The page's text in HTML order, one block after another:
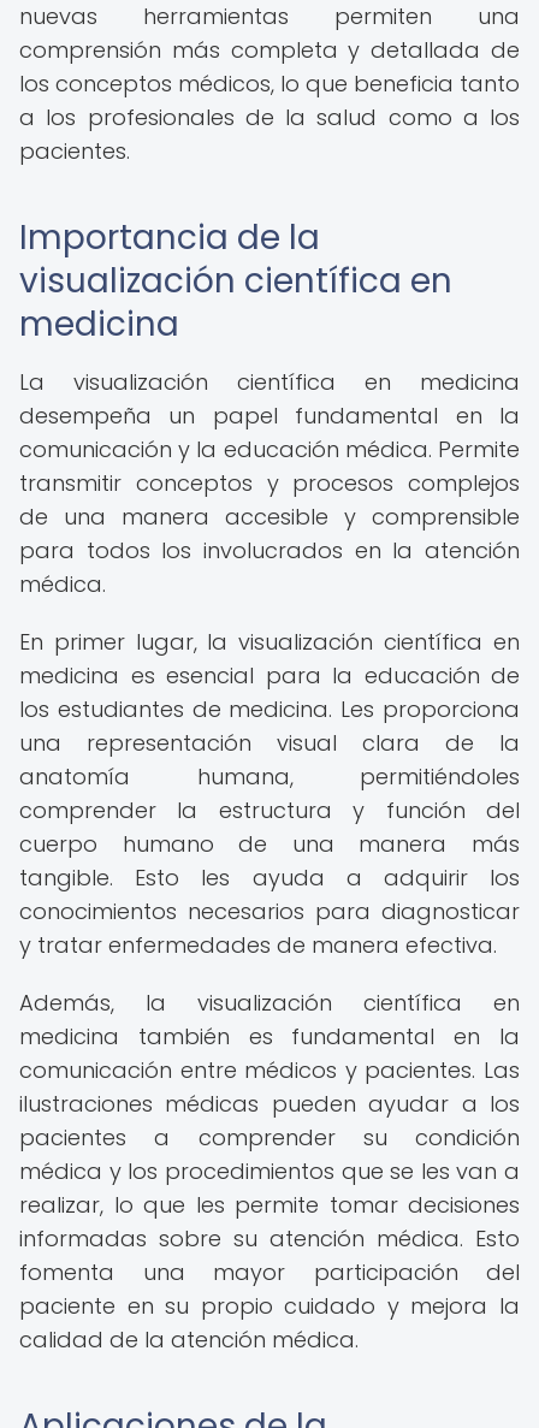
nuevas herramientas permiten una
comprensión más completa y detallada de
los conceptos médicos, lo que beneficia tanto
a los profesionales de la salud como a los
pacientes.
Importancia de la
visualización científica en
medicina
La visualización científica en medicina
desempeña un papel fundamental en la
comunicación y la educación médica. Permite
transmitir conceptos y procesos complejos
de una manera accesible y comprensible
para todos los involucrados en la atención
médica.
En primer lugar, la visualización científica en
medicina es esencial para la educación de
los estudiantes de medicina. Les proporciona
una representación visual clara de la
anatomía humana, permitiéndoles
comprender la estructura y función del
cuerpo humano de una manera más
tangible. Esto les ayuda a adquirir los
conocimientos necesarios para diagnosticar
y tratar enfermedades de manera efectiva.
Además, la visualización científica en
medicina también es fundamental en la
comunicación entre médicos y pacientes. Las
ilustraciones médicas pueden ayudar a los
pacientes a comprender su condición
médica y los procedimientos que se les van a
realizar, lo que les permite tomar decisiones
informadas sobre su atención médica. Esto
fomenta una mayor participación del
paciente en su propio cuidado y mejora la
calidad de la atención médica.